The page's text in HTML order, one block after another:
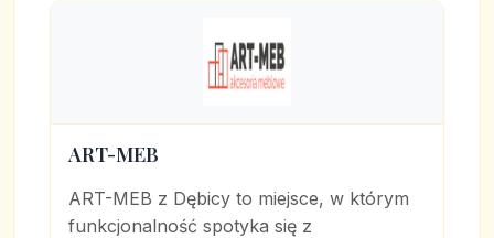
ART-MEB
ART-MEB z Dębicy to miejsce, w którym
funkcjonalność spotyka się z